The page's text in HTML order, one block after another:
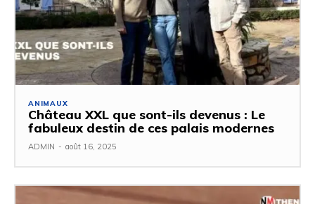
ANIMAUX
Château XXL que sont-ils devenus : Le
fabuleux destin de ces palais modernes
ADMIN - août 16, 2025